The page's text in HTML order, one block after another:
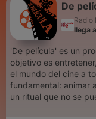
De
Radio
llega
'De película' es un
objetivo es
el mundo del cine a todos los
fundamental: animar
un ritual que no se puede perder.
músicos,